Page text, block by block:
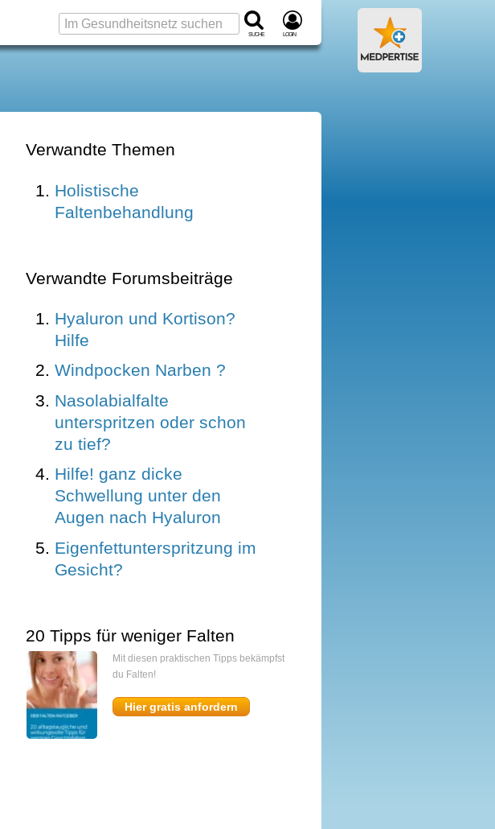
Suche Login
Verwandte Themen
Holistische
Faltenbehandlung
Verwandte Forumsbeiträge
Hyaluron und Kortison?
Hilfe
Windpocken Narben ?
Nasolabialfalte
unterspritzen oder schon
zu tief?
Hilfe! ganz dicke
Schwellung unter den
Augen nach Hyaluron
Eigenfettunterspritzung im
Gesicht?
20 Tipps für weniger Falten
Mit diesen praktischen Tipps bekämpfst
du Falten!
Hier gratis anfordern